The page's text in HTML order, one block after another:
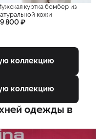
куртка бомбер из
кожи
800 ₽
коллекцию
коллекцию
одежды в